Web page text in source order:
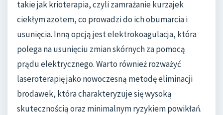
takie jak krioterapia, czyli zamrażanie kurzajek
ciekłym azotem, co prowadzi do ich obumarcia i
usunięcia. Inną opcją jest elektrokoagulacja, która
polega na usunięciu zmian skórnych za pomocą
prądu elektrycznego. Warto również rozważyć
laseroterapię jako nowoczesną metodę eliminacji
brodawek, która charakteryzuje się wysoką
skutecznością oraz minimalnym ryzykiem powikłań.